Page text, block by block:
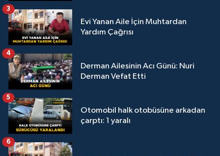
Evi Yanan Aile İçin Muhtardan
Yardım Çağrısı
3
Derman Ailesinin Acı Günü: Nuri
Derman Vefat Etti
4
Otomobil halk otobüsüne arkadan
çarptı: 1 yaralı
5
6